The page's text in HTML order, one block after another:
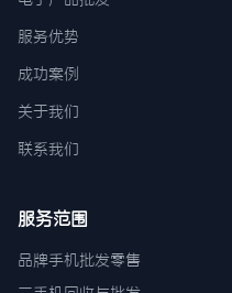
服务优势
成功案例
关于我们
联系我们
服务范围
品牌手机批发零售